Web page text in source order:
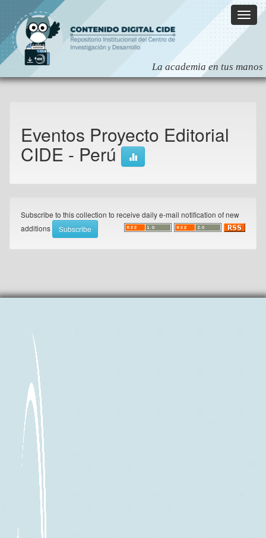
navigation
Eventos Proyecto Editorial
CIDE - Perú
Subscribe to this collection to receive daily e-mail notification of new
additions